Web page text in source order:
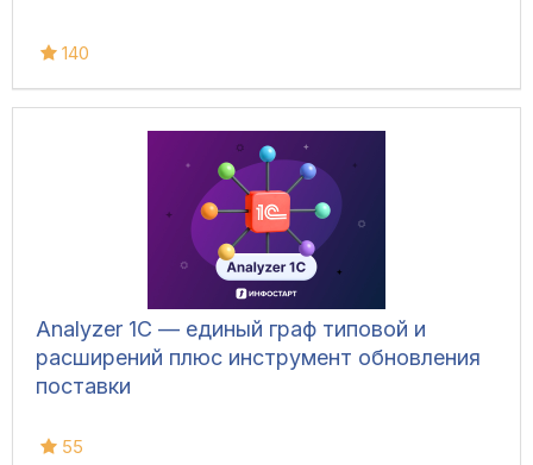
140
Analyzer 1C — единый граф типовой и
расширений плюс инструмент обновления
поставки
55